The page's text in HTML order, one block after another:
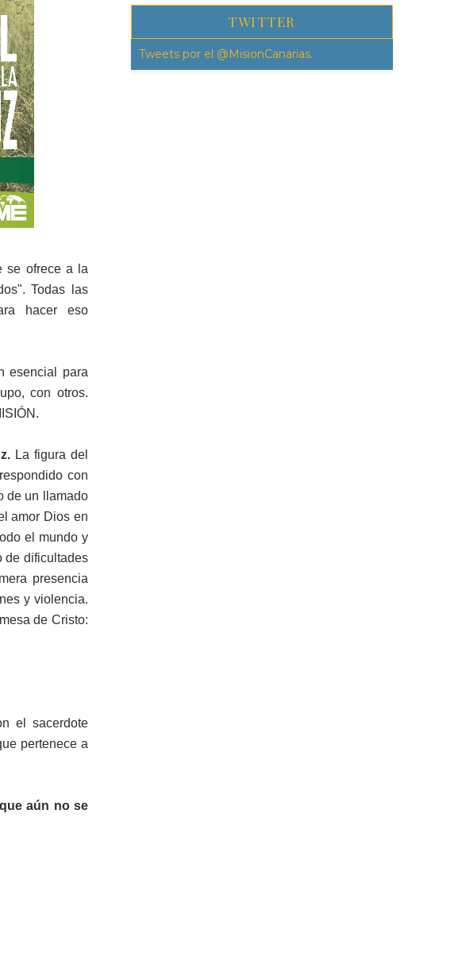
se ofrece a la
Todas las
hacer eso
esencial para
con otros.
La figura del
con
de un llamado
amor Dios en
el mundo y
de dificultades
presencia
y violencia.
de Cristo:
el sacerdote
pertenece a
aún no se
TWITTER
Tweets por el @MisionCanarias.